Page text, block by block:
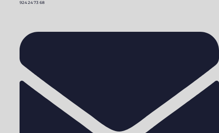
924 24 73 68